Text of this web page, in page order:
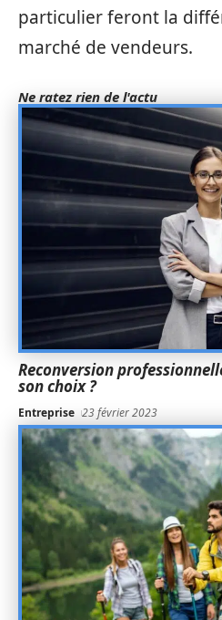
particulier feront la
marché de vendeurs.
Ne ratez rien de l'actu
Reconversion
son choix ?
Entreprise 23 février 2023